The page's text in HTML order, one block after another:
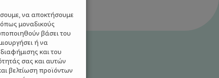
να αποκτήσουμε
μοναδικούς
βάσει του
ή να
και του
σας και αυτών
βελτίωση προϊόντων